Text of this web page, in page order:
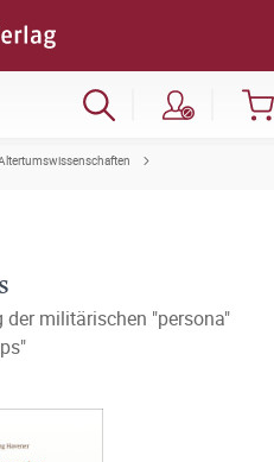
militärischen "persona"